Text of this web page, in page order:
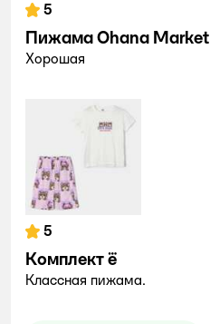
5
Пижама Ohana Market
Хорошая
5
Комплект ё
Классная пижама.